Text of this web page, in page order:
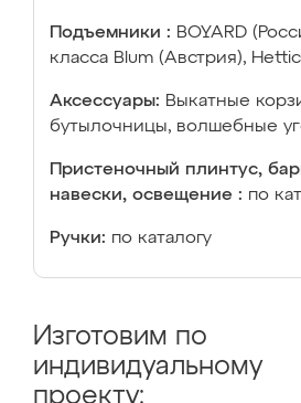
Подъемники : BOYARD
класса Blum (Австрия),
Аксессуары: Выкатные
бутылочницы, волшебные
Пристеночный плинтус,
навески, освещение : по
Ручки: по каталогу
Изготовим по
индивидуальному
проекту: